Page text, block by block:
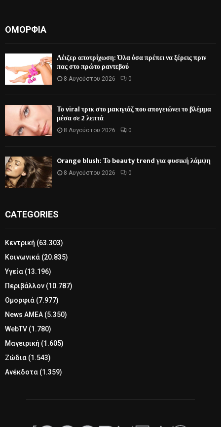
ΟΜΟΡΦΙΆ
Λέιζερ αποτρίχωση: Όλα όσα πρέπει να ξέρεις πριν
πας στο πρώτο ραντεβού
8 Αυγούστου 2026 0
Το viral τρικ στο μακιγιάζ που απογειώνει το βλέμμα
μέσα σε 2 λεπτά
8 Αυγούστου 2026 0
Orange blush: Το beauty trend για φυσική λάμψη
8 Αυγούστου 2026 0
CATEGORIES
Κεντρική (63.303)
Κοινωνικά (20.835)
Υγεία (13.196)
Περιβάλλον (10.787)
Ομορφιά (7.977)
News ΑΜΕΑ (5.350)
WebTV (1.780)
Μαγειρική (1.605)
Ζώδια (1.543)
Ανέκδοτα (1.359)